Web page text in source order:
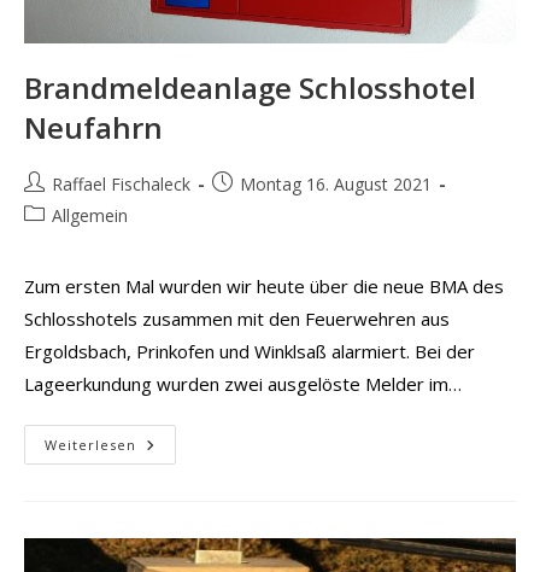
Brandmeldeanlage Schlosshotel
Neufahrn
Beitrags-
Autor:
Raffael Fischaleck
BeitragMontag 16. August 2021
Beitrags-
Allgemein
Zum ersten Mal wurden wir heute über die neue BMA des
Schlosshotels zusammen mit den Feuerwehren aus
Ergoldsbach, Prinkofen und Winklsaß alarmiert. Bei der
Lageerkundung wurden zwei ausgelöste Melder im…
Weiterlesen Brandmeldeanlage
Schlosshotel